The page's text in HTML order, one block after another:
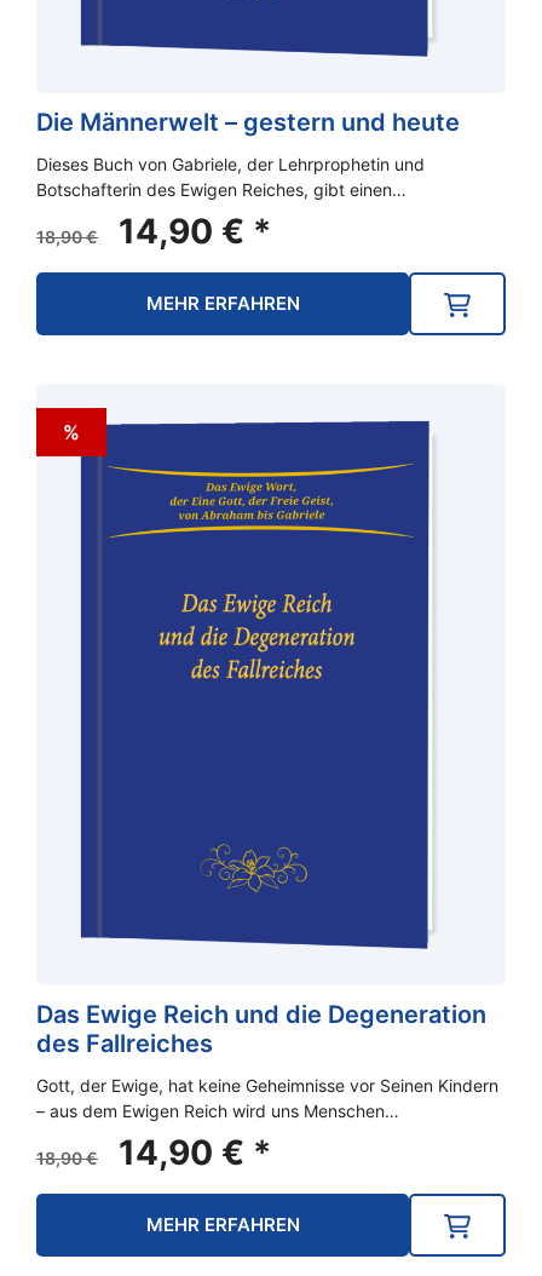
Die Männerwelt – gestern und heute
Dieses Buch von Gabriele, der Lehrprophetin und
Botschafterin des Ewigen Reiches, gibt einen…
18,90€
Ursprünglicher
Preis
war:
18,90 €
14,90 € Aktueller
Preis
ist:
14,90 €.
*
MEHR ERFAHREN
%
Das Ewige Reich und die Degeneration
des Fallreiches
Gott, der Ewige, hat keine Geheimnisse vor Seinen Kindern
– aus dem Ewigen Reich wird uns Menschen…
18,90€
Ursprünglicher
Preis
war:
18,90 €
14,90 € Aktueller
Preis
ist:
14,90 €.
*
MEHR ERFAHREN